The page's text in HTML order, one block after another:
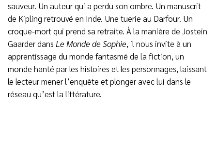
sauveur. Un auteur qui a perdu son ombre. Un manuscrit
de Kipling retrouvé en Inde. Une tuerie au Darfour. Un
croque-mort qui prend sa retraite. À la manière de Jostein
Gaarder dans Le Monde de Sophie, il nous invite à un
apprentissage du monde fantasmé de la fiction, un
monde hanté par les histoires et les personnages, laissant
le lecteur mener l’enquête et plonger avec lui dans le
réseau qu’est la littérature.